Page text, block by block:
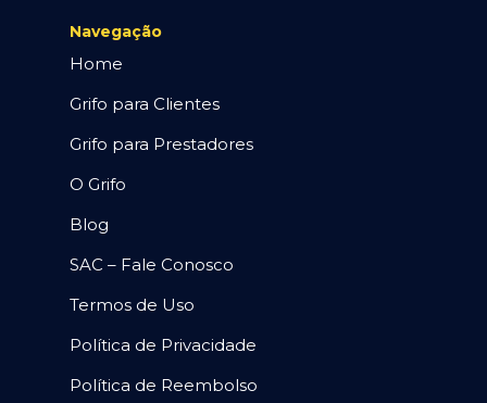
Navegação
Home
Grifo para Clientes
Grifo para Prestadores
O Grifo
Blog
SAC – Fale Conosco
Termos de Uso
Política de Privacidade
Política de Reembolso